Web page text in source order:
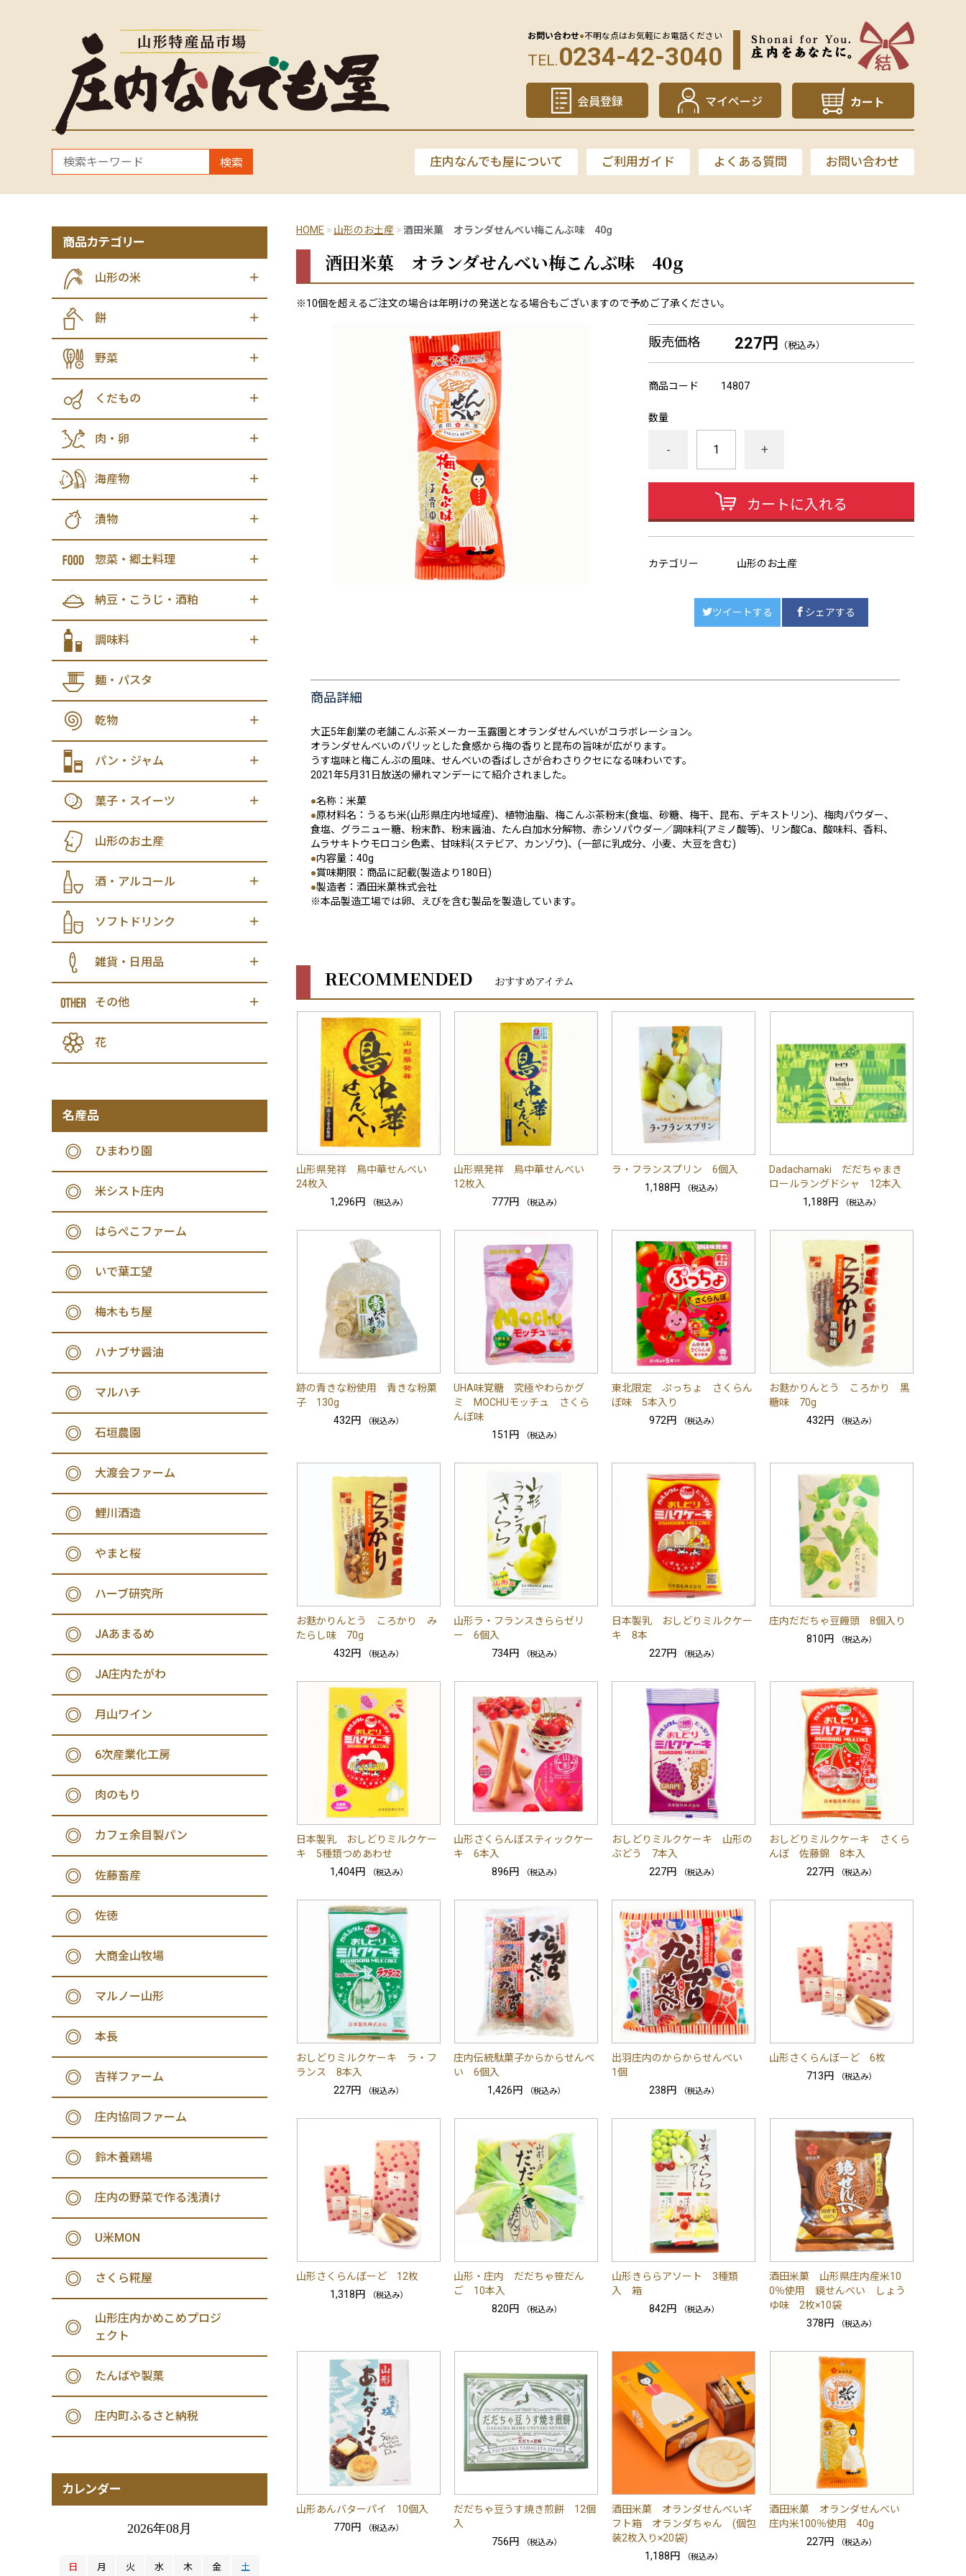
お問い合わせ●不明な点はお気軽にお電話ください
TEL.0234-42-3040
会員登録 マイページ カート
検索 庄内なんでも屋について ご利用ガイド よくある質問 お問い合わせ
HOME 山形のお土産 酒田米菓 オランダせんべい梅こんぶ味 40g
酒田米菓 オランダせんべい梅こんぶ味 40g
※10個を超えるご注文の場合は年明けの発送となる場合もございますので予めご了承ください。
販売価格 227円 （税込み）
商品コード 14807
数量
- +
カートに入れる
カテゴリー 山形のお土産
ツイートする シェアする
商品詳細
大正5年創業の老舗こんぶ茶メーカー玉露園とオランダせんべいがコラボレーション。
オランダせんべいのパリッとした食感から梅の香りと昆布の旨味が広がります。
うす塩味と梅こんぶの風味、せんべいの香ばしさが合わさりクセになる味わいです。
2021年5月31日放送の帰れマンデーにて紹介されました。
●名称：米菓
●原材料名：うるち米(山形県庄内地域産)、植物油脂、梅こんぶ茶粉末(食塩、砂糖、梅干、昆布、デキストリン)、梅肉パウダー、
食塩、グラニュー糖、粉末酢、粉末醤油、たん白加水分解物、赤シソパウダー／調味料(アミノ酸等)、リン酸Ca、酸味料、香料、
ムラサキトウモロコシ色素、甘味料(ステビア、カンゾウ)、(一部に乳成分、小麦、大豆を含む)
●内容量：40g
●賞味期限：商品に記載(製造より180日)
●製造者：酒田米菓株式会社
※本品製造工場では卵、えびを含む製品を製造しています。
RECOMMENDED おすすめアイテム
山形県発祥 鳥中華せんべい
24枚入
1,296円
（税込み）
山形県発祥 鳥中華せんべい
12枚入
777円
（税込み）
ラ・フランスプリン 6個入
1,188円
（税込み）
Dadachamaki だだちゃまき
ロールラングドシャ 12本入
1,188円
（税込み）
跡の青きな粉使用 青きな粉菓
子 130g
432円
（税込み）
UHA味覚糖 究極やわらかグ
ミ MOCHUモッチュ さくら
んぼ味
151円
（税込み）
東北限定 ぷっちょ さくらん
ぼ味 5本入り
972円
（税込み）
お麩かりんとう ころかり 黒
糖味 70g
432円
（税込み）
お麩かりんとう ころかり み
たらし味 70g
432円
（税込み）
山形ラ・フランスきららゼリ
ー 6個入
734円
（税込み）
日本製乳 おしどりミルクケー
キ 8本
227円
（税込み）
庄内だだちゃ豆饅頭 8個入り
810円
（税込み）
日本製乳 おしどりミルクケー
キ 5種類つめあわせ
1,404円
（税込み）
山形さくらんぼスティックケー
キ 6本入
896円
（税込み）
おしどりミルクケーキ 山形の
ぶどう 7本入
227円
（税込み）
おしどりミルクケーキ さくら
んぼ 佐藤錦 8本入
227円
（税込み）
おしどりミルクケーキ ラ・フ
ランス 8本入
227円
（税込み）
庄内伝統駄菓子からからせんべ
い 6個入
1,426円
（税込み）
出羽庄内のからからせんべい
1個
238円
（税込み）
山形さくらんぼーど 6枚
713円
（税込み）
山形さくらんぼーど 12枚
1,318円
（税込み）
山形・庄内 だだちゃ笹だん
ご 10本入
820円
（税込み）
山形きららアソート 3種類
入 箱
842円
（税込み）
酒田米菓 山形県庄内産米10
0％使用 鏡せんべい しょう
ゆ味 2枚×10袋
378円
（税込み）
山形あんバターパイ 10個入
770円
（税込み）
だだちゃ豆うす焼き煎餅 12個
入
756円
（税込み）
酒田米菓 オランダせんべいギ
フト箱 オランダちゃん (個包
装2枚入り×20袋)
1,188円
（税込み）
酒田米菓 オランダせんべい
庄内米100％使用 40g
227円
（税込み）
商品カテゴリー
山形の米
餅
野菜
くだもの
肉・卵
海産物
漬物
惣菜・郷土料理
納豆・こうじ・酒粕
調味料
麺・パスタ
乾物
パン・ジャム
菓子・スイーツ
山形のお土産
酒・アルコール
ソフトドリンク
雑貨・日用品
その他
花
名産品
ひまわり園
米シスト庄内
はらぺこファーム
いで葉工望
梅木もち屋
ハナブサ醤油
マルハチ
石垣農園
大渡会ファーム
鯉川酒造
やまと桜
ハーブ研究所
JAあまるめ
JA庄内たがわ
月山ワイン
6次産業化工房
肉のもり
カフェ余目製パン
佐藤畜産
佐徳
大商金山牧場
マルノー山形
本長
吉祥ファーム
庄内協同ファーム
鈴木養鶏場
庄内の野菜で作る浅漬け
U米MON
さくら糀屋
山形庄内かめこめプロジ
ェクト
たんばや製菓
庄内町ふるさと納税
カレンダー
2026年08月
日 月 火 水 木 金 土